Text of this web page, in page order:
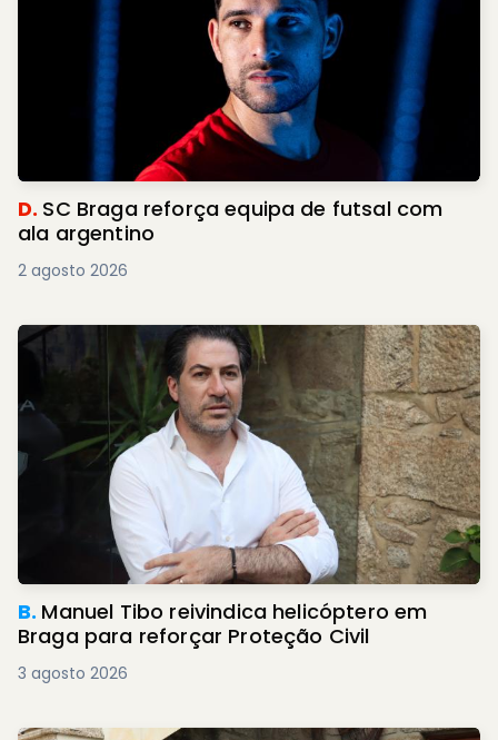
D. SC Braga reforça equipa de futsal com
ala argentino
2 agosto 2026
B. Manuel Tibo reivindica helicóptero em
Braga para reforçar Proteção Civil
3 agosto 2026